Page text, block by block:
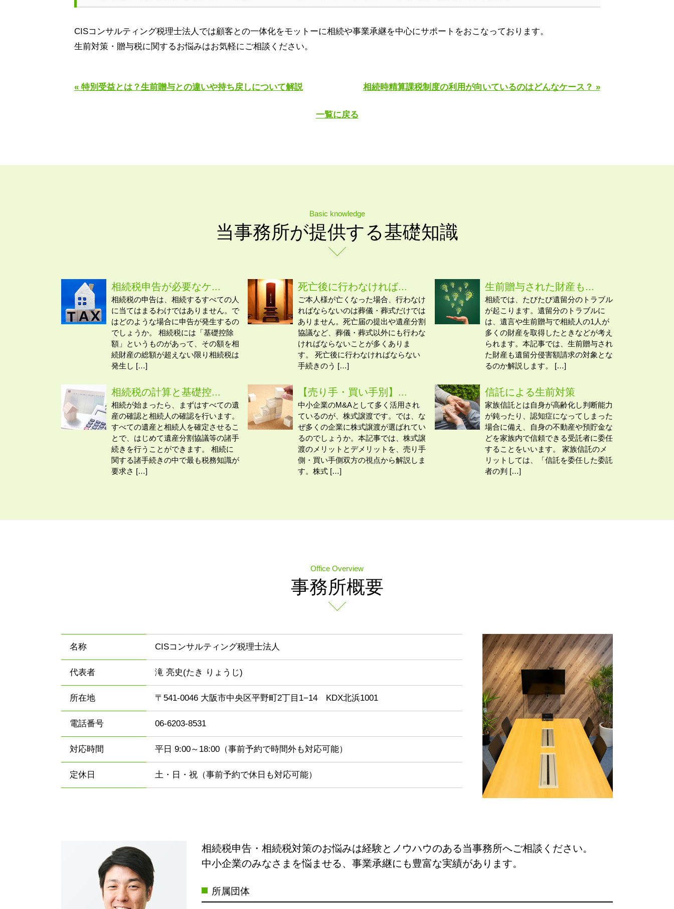
CISコンサルティング税理士法人では顧客との一体化をモットーに相続や事業承継を中心にサポートをおこなっております。
生前対策・贈与税に関するお悩みはお気軽にご相談ください。
« 特別受益とは？生前贈与との違いや持ち戻しについて解説 相続時精算課税制度の利用が向いているのはどんなケース？ »
一覧に戻る
Basic knowledge
当事務所が提供する基礎知識
相続税申告が必要なケ...
相続税の申告は、相続するすべての人
に当てはまるわけではありません。で
はどのような場合に申告が発生するの
でしょうか。 相続税には「基礎控除
額」というものがあって、その額を相
続財産の総額が超えない限り相続税は
発生し […]
死亡後に行わなければ...
ご本人様が亡くなった場合、行わなけ
ればならないのは葬儀・葬式だけでは
ありません。死亡届の提出や遺産分割
協議など、葬儀・葬式以外にも行わな
ければならないことが多くありま
す。 死亡後に行わなければならない
手続きのう […]
生前贈与された財産も...
相続では、たびたび遺留分のトラブル
が起こります。遺留分のトラブルに
は、遺言や生前贈与で相続人の1人が
多くの財産を取得したときなどが考え
られます。本記事では、生前贈与され
た財産も遺留分侵害額請求の対象とな
るのか解説します。 […]
相続税の計算と基礎控...
相続が始まったら、まずはすべての遺
産の確認と相続人の確認を行います。
すべての遺産と相続人を確定させるこ
とで、はじめて遺産分割協議等の諸手
続きを行うことができます。 相続に
関する諸手続きの中で最も税務知識が
要求さ […]
【売り手・買い手別】...
中小企業のM&Aとして多く活用され
ているのが、株式譲渡です。では、な
ぜ多くの企業に株式譲渡が選ばれてい
るのでしょうか。本記事では、株式譲
渡のメリットとデメリットを、売り手
側・買い手側双方の視点から解説しま
す。株式 […]
信託による生前対策
家族信託とは自身が高齢化し判断能力
が鈍ったり、認知症になってしまった
場合に備え、自身の不動産や預貯金な
どを家族内で信頼できる受託者に委任
することをいいます。 家族信託のメ
リットしては、「信託を委任した委託
者の判 […]
Office Overview
事務所概要
名称 CISコンサルティング税理士法人
代表者 滝 亮史(たき りょうじ)
所在地 〒541-0046 大阪市中央区平野町2丁目1−14 KDX北浜1001
電話番号 06-6203-8531
対応時間 平日 9:00～18:00（事前予約で時間外も対応可能）
定休日 土・日・祝（事前予約で休日も対応可能）
相続税申告・相続税対策のお悩みは経験とノウハウのある当事務所へご相談ください。
中小企業のみなさまを悩ませる、事業承継にも豊富な実績があります。
所属団体